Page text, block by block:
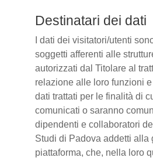
Destinatari dei dati
I dati dei visitatori/utenti
soggetti afferenti alle
autorizzati dal Titolare al
relazione alle loro funzioni e
dati trattati per le finalità di
comunicati o saranno
dipendenti e collaboratori
Studi di Padova addetti alla
piattaforma, che, nella loro